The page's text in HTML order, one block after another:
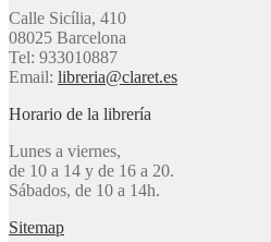
Calle Sicília, 410
08025 Barcelona
Tel: 933010887
Email: libreria@claret.es
Horario de la librería
Lunes a viernes,
de 10 a 14 y de 16 a 20.
Sábados, de 10 a 14h.
Sitemap